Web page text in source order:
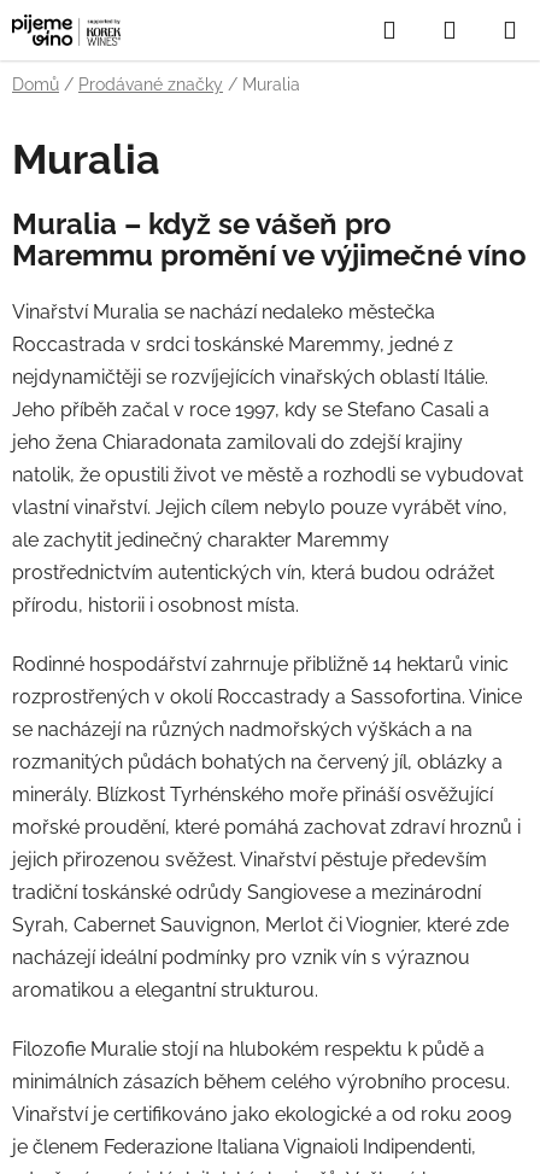
Přejít
na
obsah
Hledat
KOŠÍK
Domů / Prodávané značky / Muralia
Muralia
Muralia – když se vášeň pro
Maremmu promění ve výjimečné víno
Vinařství Muralia se nachází nedaleko městečka
Roccastrada v srdci toskánské Maremmy, jedné z
nejdynamičtěji se rozvíjejících vinařských oblastí Itálie.
Jeho příběh začal v roce 1997, kdy se Stefano Casali a
jeho žena Chiaradonata zamilovali do zdejší krajiny
natolik, že opustili život ve městě a rozhodli se vybudovat
vlastní vinařství. Jejich cílem nebylo pouze vyrábět víno,
ale zachytit jedinečný charakter Maremmy
prostřednictvím autentických vín, která budou odrážet
přírodu, historii i osobnost místa.
Rodinné hospodářství zahrnuje přibližně 14 hektarů vinic
rozprostřených v okolí Roccastrady a Sassofortina. Vinice
se nacházejí na různých nadmořských výškách a na
rozmanitých půdách bohatých na červený jíl, oblázky a
minerály. Blízkost Tyrhénského moře přináší osvěžující
mořské proudění, které pomáhá zachovat zdraví hroznů i
jejich přirozenou svěžest. Vinařství pěstuje především
tradiční toskánské odrůdy Sangiovese a mezinárodní
Syrah, Cabernet Sauvignon, Merlot či Viognier, které zde
nacházejí ideální podmínky pro vznik vín s výraznou
aromatikou a elegantní strukturou.
Filozofie Muralie stojí na hlubokém respektu k půdě a
minimálních zásazích během celého výrobního procesu.
Vinařství je certifikováno jako ekologické a od roku 2009
je členem Federazione Italiana Vignaioli Indipendenti,